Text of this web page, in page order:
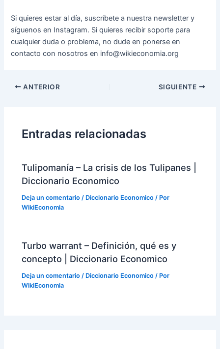
Si quieres estar al día, suscríbete a nuestra newsletter y
síguenos en Instagram. Si quieres recibir soporte para
cualquier duda o problema, no dude en ponerse en
contacto con nosotros en info@wikieconomia.org
Navegación
ANTERIOR SIGUIENTE
Entradas relacionadas
Tulipomanía – La crisis de los Tulipanes |
Diccionario Economico
Deja un comentario / Diccionario Economico / Por
WikiEconomia
Turbo warrant – Definición, qué es y
concepto | Diccionario Economico
Deja un comentario / Diccionario Economico / Por
WikiEconomia